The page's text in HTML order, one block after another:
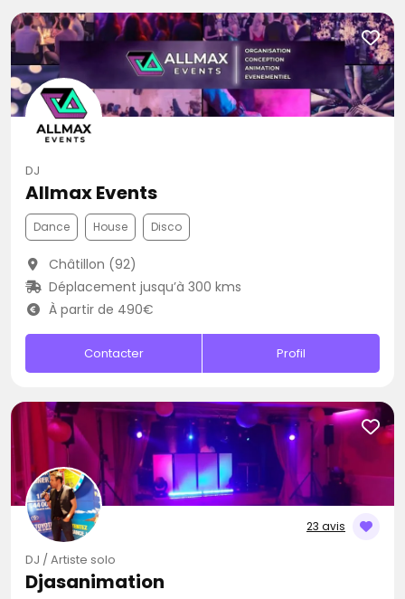
DJ
Allmax Events
Dance House Disco
Châtillon (92)
Déplacement jusqu’à 300 kms
À partir de 490€
Contacter Profil
23 avis
DJ / Artiste solo
Djasanimation